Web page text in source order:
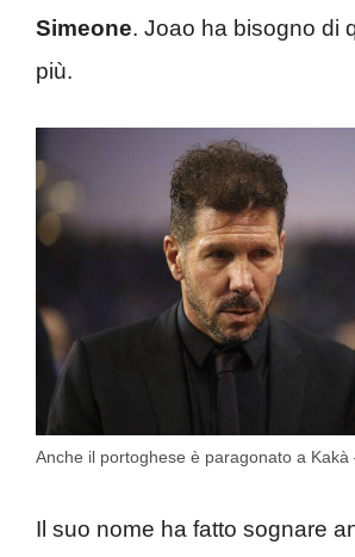
Simeone. Joao ha bisogno di
più.
Anche il portoghese è paragonato a Kakà
Il suo nome ha fatto sognare